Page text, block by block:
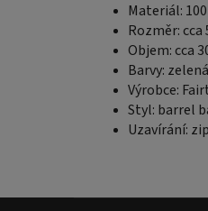
Materiál:
Rozměr: cca
Objem: cca
Barvy:
Výrobce:
Styl: barrel
Uzavírání: zip